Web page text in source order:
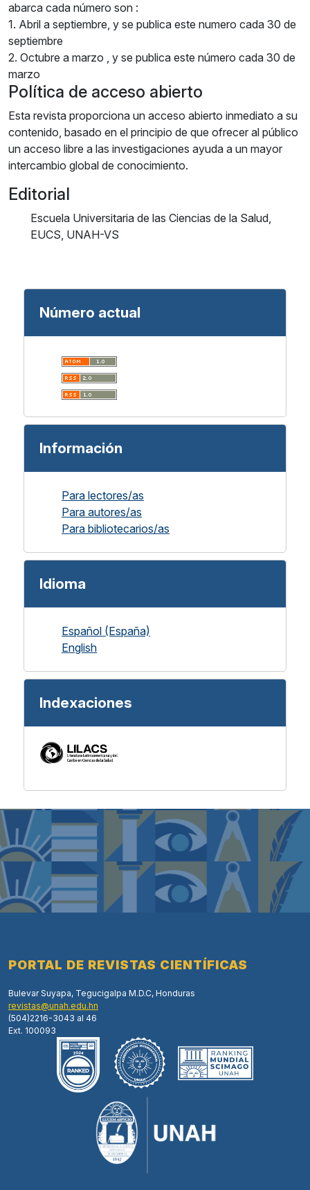
abarca cada número son :
1. Abril a septiembre, y se publica este numero cada 30 de
septiembre
2. Octubre a marzo , y se publica este número cada 30 de
marzo
Política de acceso abierto
Esta revista proporciona un acceso abierto inmediato a su
contenido, basado en el principio de que ofrecer al público
un acceso libre a las investigaciones ayuda a un mayor
intercambio global de conocimiento.
Editorial
Escuela Universitaria de las Ciencias de la Salud,
EUCS, UNAH-VS
Número actual
Información
Para lectores/as
Para autores/as
Para bibliotecarios/as
Idioma
Español (España)
English
Indexaciones
PORTAL DE REVISTAS CIENTÍFICAS
Bulevar Suyapa, Tegucigalpa M.D.C, Honduras
revistas@unah.edu.hn
(504)2216-3043 al 46
Ext. 100093